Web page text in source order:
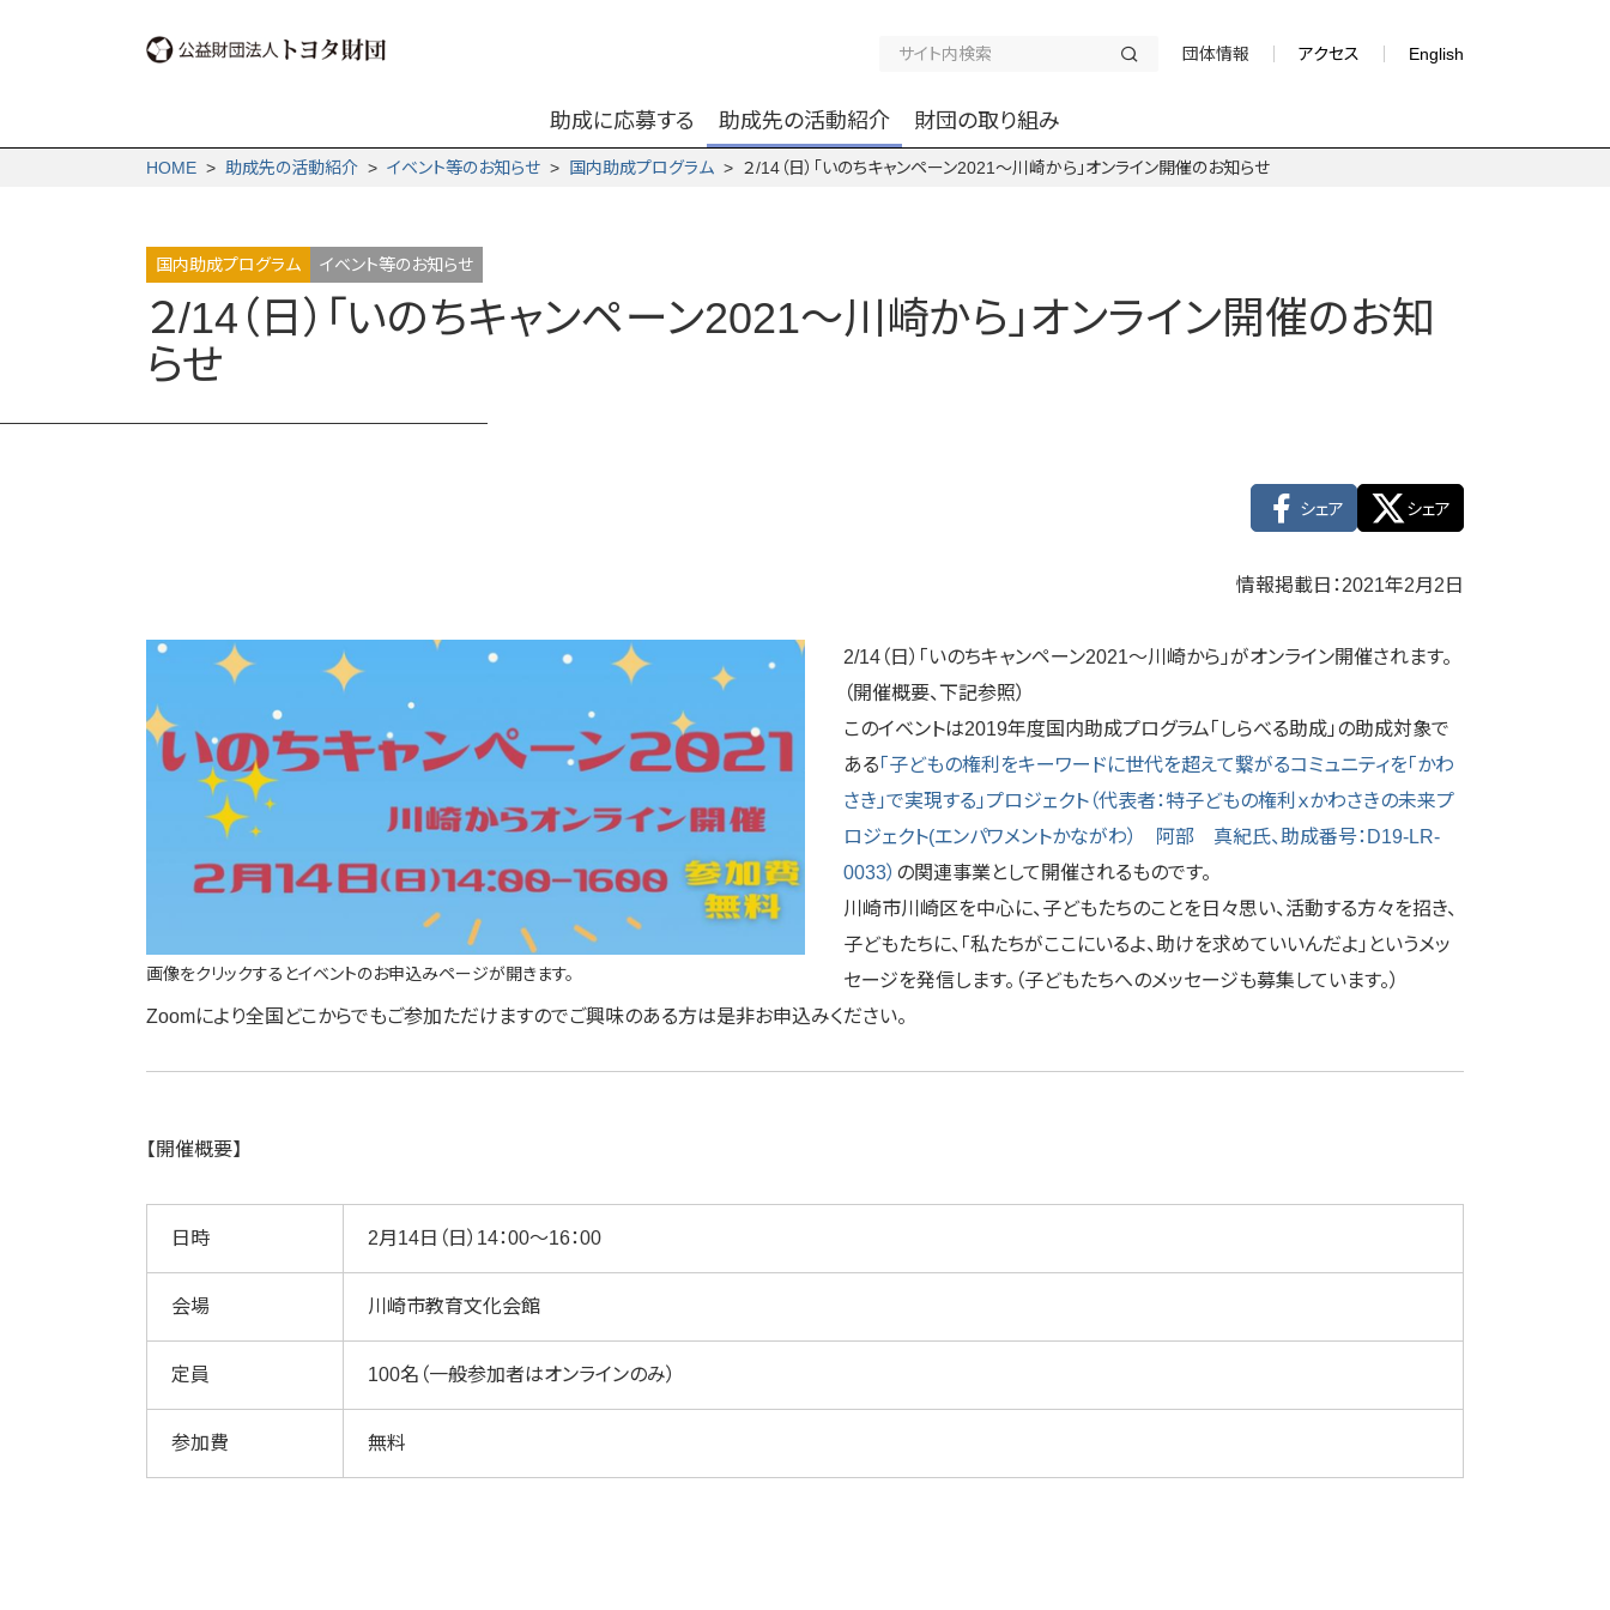
団体情報 アクセス English
助成に応募する 助成先の活動紹介 財団の取り組み
HOME > 助成先の活動紹介 > イベント等のお知らせ > 国内助成プログラム > ２/14（日）「いのちキャンペーン2021～川崎から」オンライン開催のお知らせ
国内助成プログラム イベント等のお知らせ
２/14（日）「いのちキャンペーン2021～川崎から」オンライン開催のお知
らせ
シェア シェア
情報掲載日：2021年2月2日
画像をクリックするとイベントのお申込みページが開きます。
2/14（日）「いのちキャンペーン2021〜川崎から」がオンライン開催されます。
（開催概要、下記参照）
このイベントは2019年度国内助成プログラム「しらべる助成」の助成対象で
ある「子どもの権利をキーワードに世代を超えて繋がるコミュニティを「かわ
さき」で実現する」プロジェクト（代表者：特子どもの権利ｘかわさきの未来プ
ロジェクト(エンパワメントかながわ） 阿部 真紀氏、助成番号：D19-LR-
0033） の関連事業として開催されるものです。
川崎市川崎区を中心に、子どもたちのことを日々思い、活動する方々を招き、
子どもたちに、「私たちがここにいるよ、助けを求めていいんだよ」というメッ
セージを発信します。（子どもたちへのメッセージも募集しています。）
Zoomにより全国どこからでもご参加ただけますのでご興味のある方は是非お申込みください。
【開催概要】
日時 2月14日（日）14：00～16：00
会場 川崎市教育文化会館
定員 100名（一般参加者はオンラインのみ）
参加費 無料